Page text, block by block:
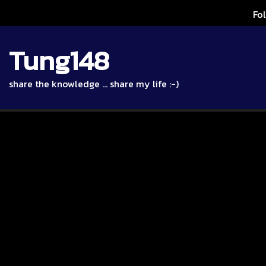
Tung148
share the knowledge … share my life :-)